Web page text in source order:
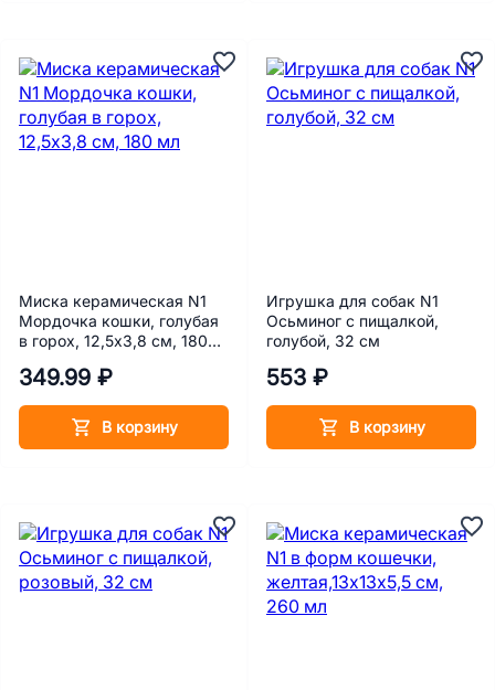
Миска керамическая N1
Мордочка кошки, голубая
в горох, 12,5х3,8 см, 180
349.99 ₽
В корзину
Игрушка для собак N1
Осьминог с пищалкой,
голубой, 32 см
553 ₽
В корзину